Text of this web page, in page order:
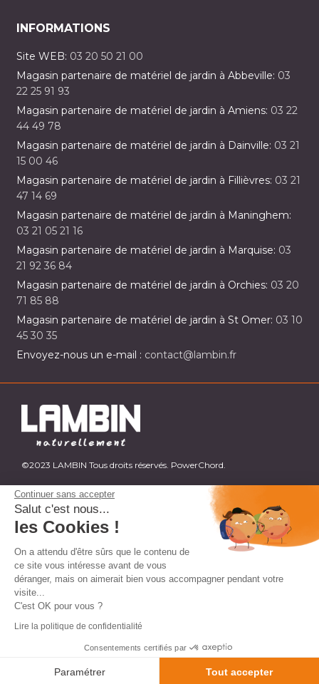
Continuer sans accepter
Salut c'est nous...
les Cookies !
On a attendu d'être sûrs que le contenu de
ce site vous intéresse avant de vous
déranger, mais on aimerait bien vous accompagner pendant votre
visite...
C'est OK pour vous ?
Lire la politique de confidentialité
Consentements certifiés par
Paramétrer Tout accepter
INFORMATIONS
Site WEB: 03 20 50 21 00
Magasin partenaire de matériel de jardin à Abbeville: 03
22 25 91 93
Magasin partenaire de matériel de jardin à Amiens: 03 22
44 49 78
Magasin partenaire de matériel de jardin à Dainville: 03 21
15 00 46
Magasin partenaire de matériel de jardin à Fillièvres: 03 21
47 14 69
Magasin partenaire de matériel de jardin à Maninghem:
03 21 05 21 16
Magasin partenaire de matériel de jardin à Marquise: 03
21 92 36 84
Magasin partenaire de matériel de jardin à Orchies: 03 20
71 85 88
Magasin partenaire de matériel de jardin à St Omer: 03 10
45 30 35
Envoyez-nous un e-mail : contact@lambin.fr
©2023 LAMBIN Tous droits réservés. PowerChord.